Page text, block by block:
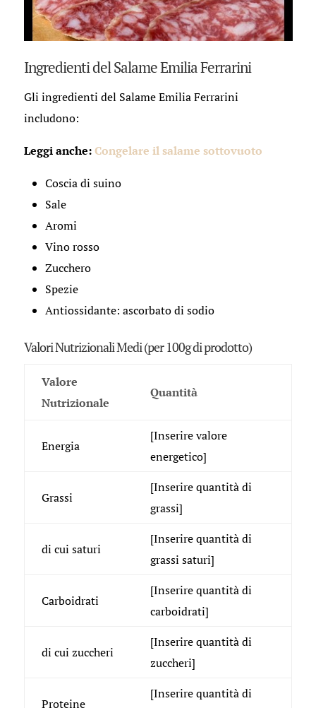
Ingredienti del Salame Emilia Ferrarini
Gli ingredienti del Salame Emilia Ferrarini
includono:
Leggi anche:Congelare il salame sottovuoto
Coscia di suino
Sale
Aromi
Vino rosso
Zucchero
Spezie
Antiossidante: ascorbato di sodio
Valori Nutrizionali Medi (per 100g di prodotto)
Valore
Nutrizionale
Quantità
Energia
[Inserire valore
energetico]
Grassi
[Inserire quantità di
grassi]
di cui saturi
[Inserire quantità di
grassi saturi]
Carboidrati
[Inserire quantità di
carboidrati]
di cui zuccheri
[Inserire quantità di
zuccheri]
Proteine
[Inserire quantità di